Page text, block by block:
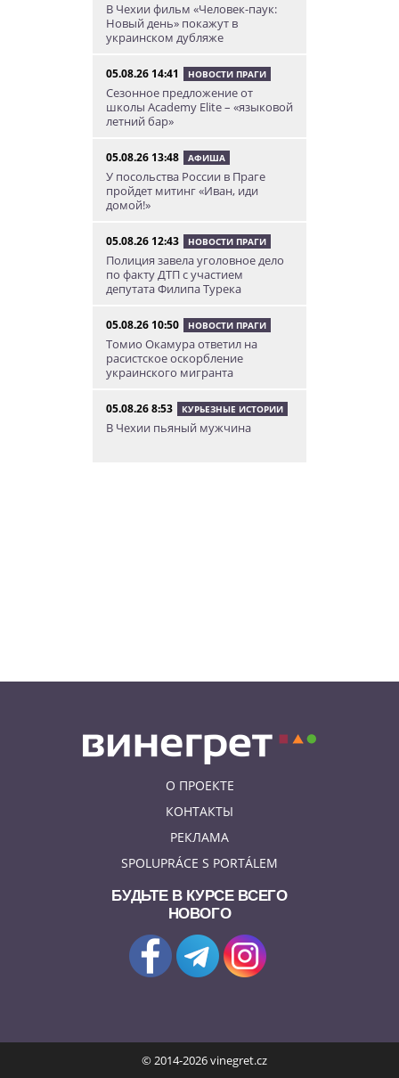
В Чехии фильм «Человек-паук:
Новый день» покажут в
украинском дубляже
05.08.26 14:41 НОВОСТИ ПРАГИ
Сезонное предложение от
школы Academy Elite – «языковой
летний бар»
05.08.26 13:48 АФИША
У посольства России в Праге
пройдет митинг «Иван, иди
домой!»
05.08.26 12:43 НОВОСТИ ПРАГИ
Полиция завела уголовное дело
по факту ДТП с участием
депутата Филипа Турека
05.08.26 10:50 НОВОСТИ ПРАГИ
Томио Окамура ответил на
расистское оскорбление
украинского мигранта
05.08.26 8:53 КУРЬЕЗНЫЕ ИСТОРИИ
В Чехии пьяный мужчина
О ПРОЕКТЕ
КОНТАКТЫ
РЕКЛАМА
SPOLUPRÁCE S PORTÁLEM
БУДЬТЕ В КУРСЕ ВСЕГО
НОВОГО
© 2014-2026 vinegret.cz